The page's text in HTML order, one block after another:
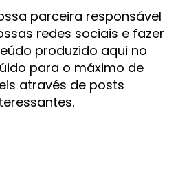
parceira responsável
redes sociais e fazer
produzido aqui no
para o máximo de
através de posts